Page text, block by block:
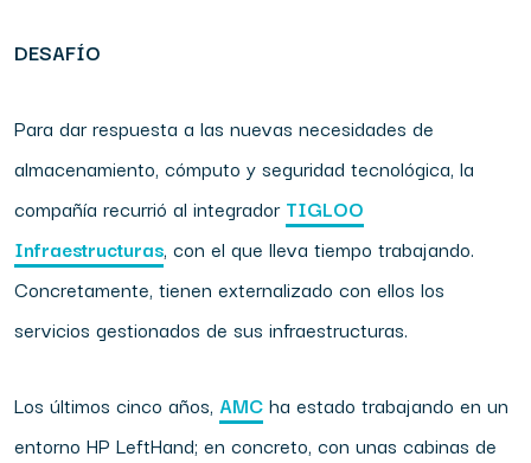
DESAFÍO
Para dar respuesta a las nuevas necesidades de
almacenamiento, cómputo y seguridad tecnológica, la
compañía recurrió al integradorTIGLOO
Infraestructuras, con el que lleva tiempo trabajando.
Concretamente, tienen externalizado con ellos los
servicios gestionados de sus infraestructuras.
Los últimos cinco años, AMCha estado trabajando en un
entorno HP LeftHand; en concreto, con unas cabinas de